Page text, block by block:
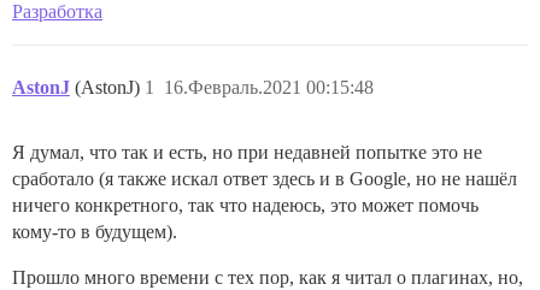
Разработка
AstonJ (AstonJ) 16.Февраль.2021 00:15:48
1
Я думал, что так и есть, но при недавней попытке это не
сработало (я также искал ответ здесь и в Google, но не нашёл
ничего конкретного, так что надеюсь, это может помочь
кому-то в будущем).
Прошло много времени с тех пор, как я читал о плагинах, но,